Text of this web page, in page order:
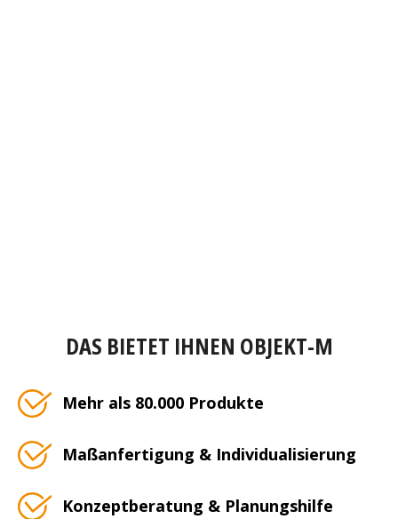
DAS BIETET IHNEN OBJEKT-M
Mehr als 80.000 Produkte
Maßanfertigung & Individualisierung
Konzeptberatung & Planungshilfe